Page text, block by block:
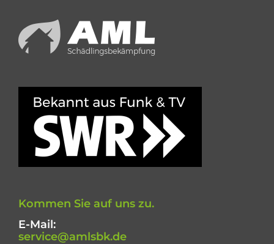
Kommen Sie auf uns zu.
E-Mail:
service@amlsbk.de